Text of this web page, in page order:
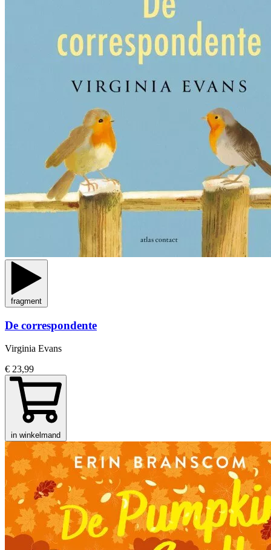
fragment
De correspondente
Virginia Evans
€ 23,99
in winkelmand